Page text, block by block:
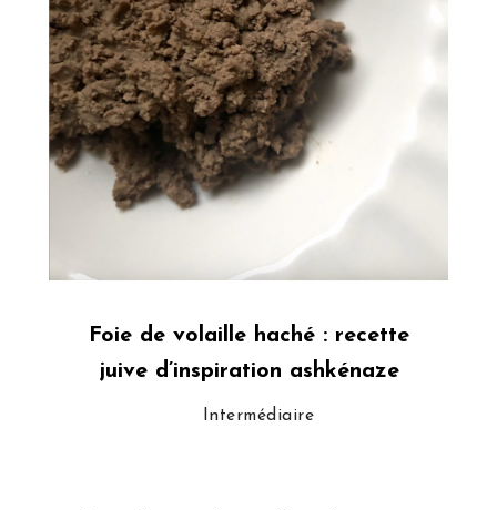
Foie de volaille haché : recette
juive d’inspiration ashkénaze
Intermédiaire